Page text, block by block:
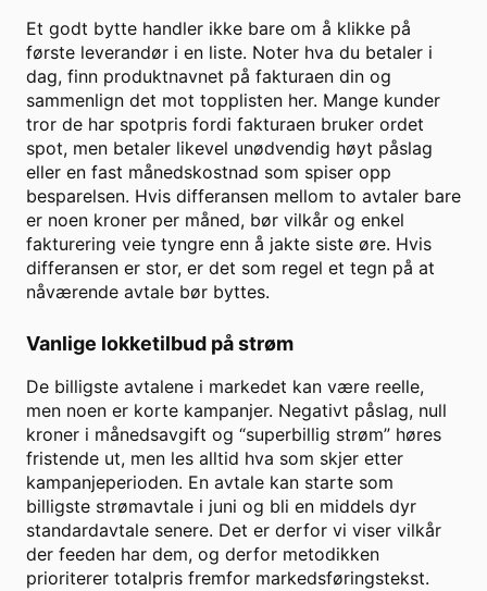
Et godt bytte handler ikke bare om å klikke på
første leverandør i en liste. Noter hva du betaler i
dag, finn produktnavnet på fakturaen din og
sammenlign det mot topplisten her. Mange kunder
tror de har spotpris fordi fakturaen bruker ordet
spot, men betaler likevel unødvendig høyt påslag
eller en fast månedskostnad som spiser opp
besparelsen. Hvis differansen mellom to avtaler bare
er noen kroner per måned, bør vilkår og enkel
fakturering veie tyngre enn å jakte siste øre. Hvis
differansen er stor, er det som regel et tegn på at
nåværende avtale bør byttes.
Vanlige lokketilbud på strøm
De billigste avtalene i markedet kan være reelle,
men noen er korte kampanjer. Negativt påslag, null
kroner i månedsavgift og “superbillig strøm” høres
fristende ut, men les alltid hva som skjer etter
kampanjeperioden. En avtale kan starte som
billigste strømavtale i juni og bli en middels dyr
standardavtale senere. Det er derfor vi viser vilkår
der feeden har dem, og derfor metodikken
prioriterer totalpris fremfor markedsføringstekst.